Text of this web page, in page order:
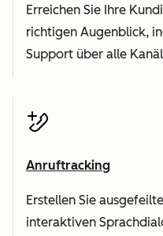
Erreichen Sie Ihre
richtigen Augenblick,
Support über alle
Anruftracking
Erstellen Sie
interaktiven